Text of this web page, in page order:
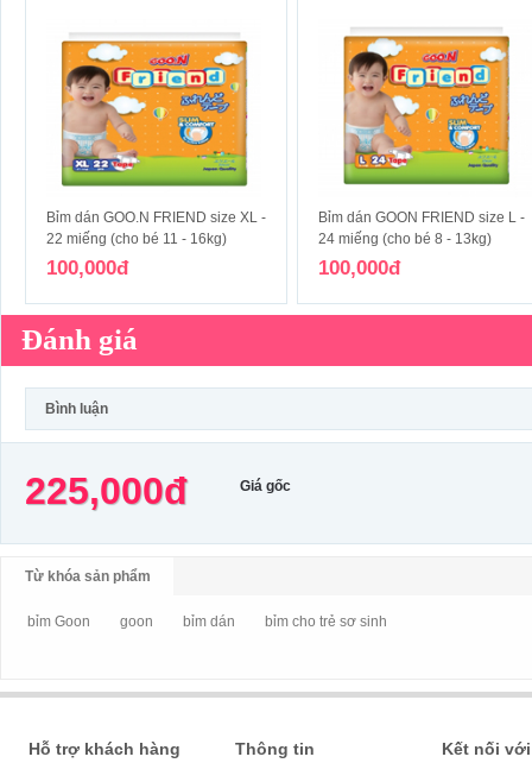
Bỉm dán GOO.N FRIEND size XL -
22 miếng (cho bé 11 - 16kg)
100,000đ
Bỉm dán GOON FRIEND size L -
24 miếng (cho bé 8 - 13kg)
100,000đ
Đánh giá
Bình luận
225,000đ Giá gốc
Từ khóa sản phẩm
bỉm Goon goon bỉm dán bỉm cho trẻ sơ sinh
Hỗ trợ khách hàng Thông tin Kết nối